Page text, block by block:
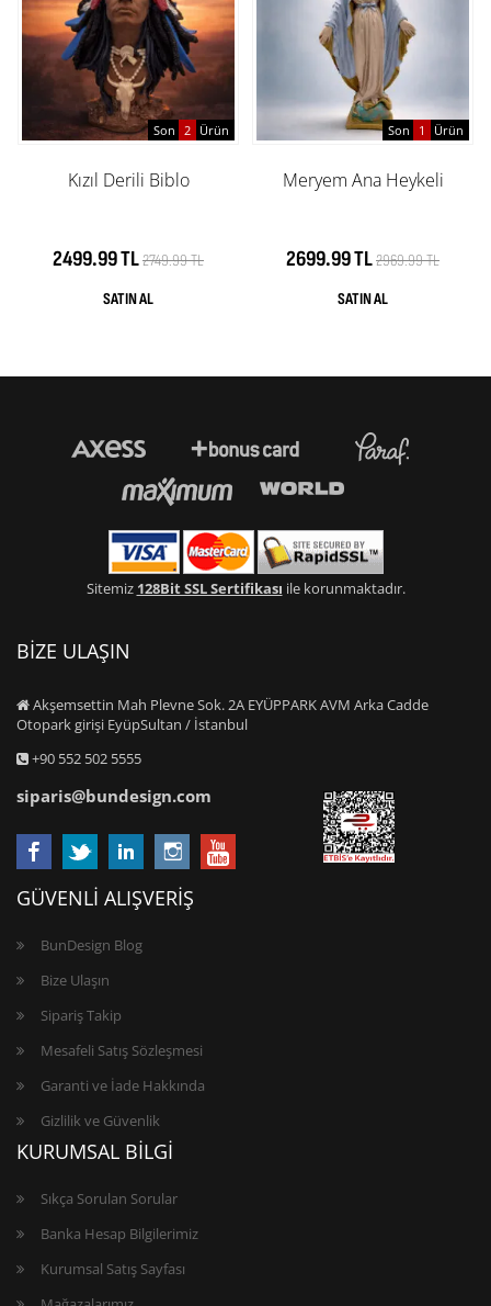
Son 2 Ürün
Kızıl Derili Biblo
2499.99 TL2749.99 TL
Son 1 Ürün
Meryem Ana Heykeli
2699.99 TL2969.99 TL
Sitemiz 128Bit SSL Sertifikası ile korunmaktadır.
BİZE ULAŞIN
Akşemsettin Mah Plevne Sok. 2A EYÜPPARK AVM Arka Cadde
Otopark girişi EyüpSultan / İstanbul
+90 552 502 5555
siparis@bundesign.com
GÜVENLİ ALIŞVERİŞ
BunDesign Blog
Bize Ulaşın
Sipariş Takip
Mesafeli Satış Sözleşmesi
Garanti ve İade Hakkında
Gizlilik ve Güvenlik
KURUMSAL BİLGİ
Sıkça Sorulan Sorular
Banka Hesap Bilgilerimiz
Kurumsal Satış Sayfası